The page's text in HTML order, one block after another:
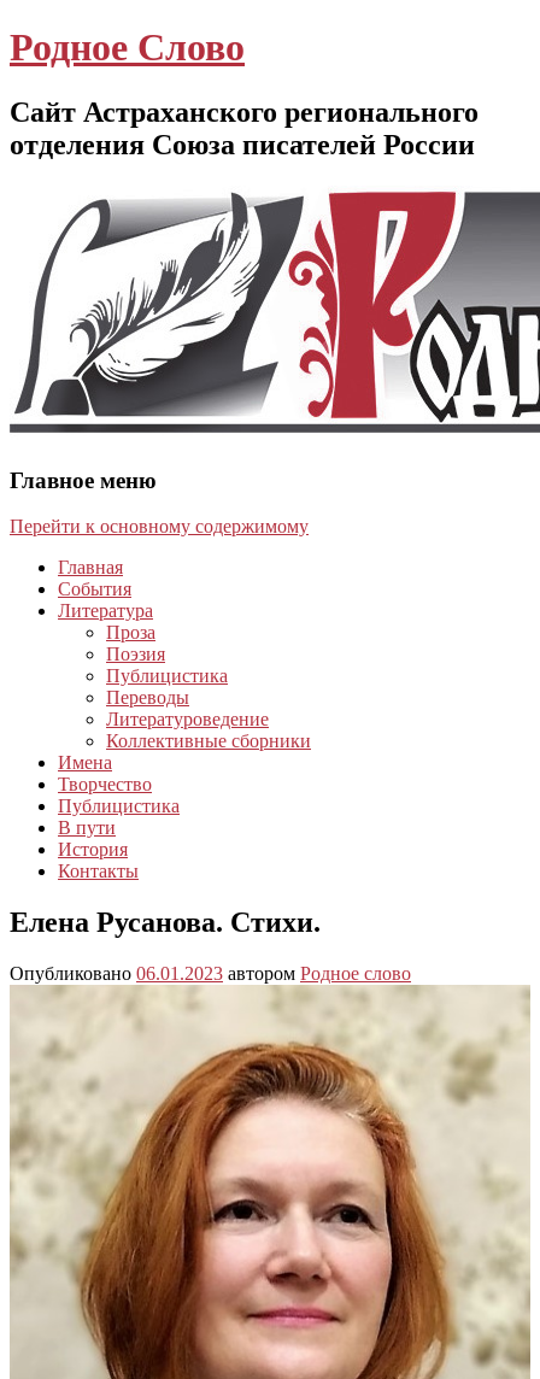
Родное Слово
Сайт Астраханского регионального
отделения Союза писателей России
Главное меню
Перейти к основному содержимому
Главная
События
Литература
Проза
Поэзия
Публицистика
Переводы
Литературоведение
Коллективные сборники
Имена
Творчество
Публицистика
В пути
История
Контакты
Елена Русанова. Стихи.
Опубликовано 06.01.2023 автором Родное слово